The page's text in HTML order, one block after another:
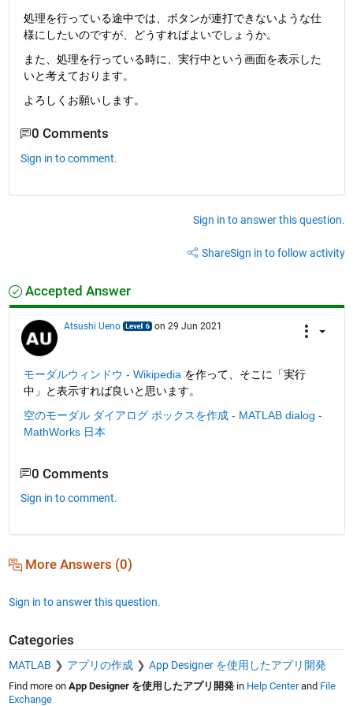
処理を行っている途中では、ボタンが連打できないような仕
様にしたいのですが、どうすればよいでしょうか。
また、処理を行っている時に、実行中という画面を表示した
いと考えております。
よろしくお願いします。
0 Comments
Sign in to comment.
Sign in to answer this question.
ShareSign in to follow activity
Accepted Answer
Atsushi Ueno on 29 Jun 2021
モーダルウィンドウ - Wikipedia を作って、そこに「実行
中」と表示すれば良いと思います。
空のモーダル ダイアログ ボックスを作成 - MATLAB dialog -
MathWorks 日本
0 Comments
Sign in to comment.
More Answers (0)
Sign in to answer this question.
Categories
MATLAB アプリの作成 App Designer を使用したアプリ開発
Find more on App Designer を使用したアプリ開発in Help Centerand File
Exchange